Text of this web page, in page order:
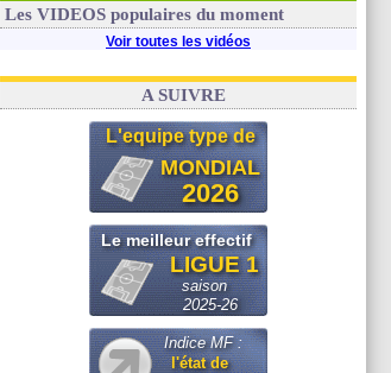
03/08 Real: le démenti de Leipzig pour Diomandé
Les VIDEOS populaires du moment
Voir toutes les vidéos
A SUIVRE
L'equipe type de
MONDIAL
2026
Le meilleur effectif
LIGUE 1
saison
2025-26
Indice MF :
l'état de